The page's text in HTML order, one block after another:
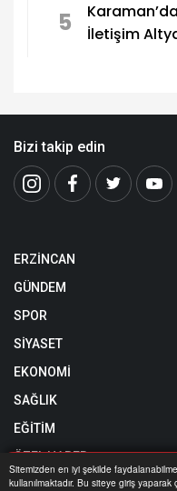
Sitemizden en iyi şekilde
kullanılmaktadır. Bu siteye giriş yaparak
5
İletişim
Bizi takip edin
ERZİNCAN
GÜNDEM
SPOR
SİYASET
EKONOMİ
SAĞLIK
EĞİTİM
ÖZEL HABER
SİZİNLE BAŞBAŞA